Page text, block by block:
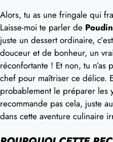
Alors, tu as une fringale qui
Laisse-moi te parler de
juste un dessert ordinaire,
douceur et de bonheur, un
réconfortante ! Et non, tu
chef pour maîtriser ce délice.
probablement le préparer les
recommande pas cela, juste
dans cette aventure culinaire